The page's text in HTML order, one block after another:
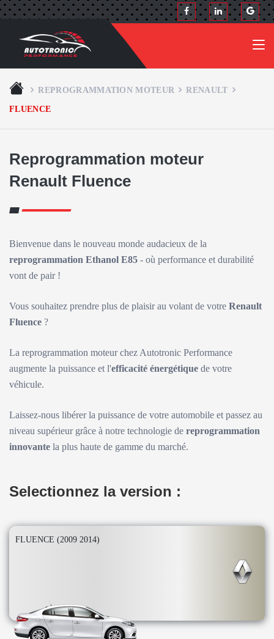
REPROGRAMMATION MOTEUR
RENAULT
FLUENCE
Reprogrammation moteur
Renault Fluence
Bienvenue dans le nouveau monde audacieux de la
reprogrammation Ethanol E85 - où performance et durabilité
vont de pair !
Vous souhaitez prendre plus de plaisir au volant de votre Renault
Fluence ?
La reprogrammation moteur chez Autotronic Performance
augmente la puissance et l'efficacité énergétique de votre
véhicule.
Laissez-nous libérer la puissance de votre automobile et passez au
niveau supérieur grâce à notre technologie de reprogrammation
innovante la plus haute de gamme du marché.
Selectionnez la version :
FLUENCE (2009 2014)